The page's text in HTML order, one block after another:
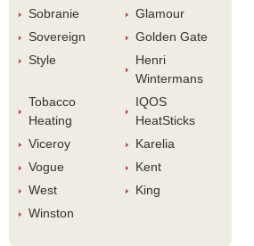
Sobranie
Glamour
Sovereign
Golden Gate
Style
Henri
Winterman
Tobacco
Heating
IQOS
HeatStick
Viceroy
Karelia
Vogue
Kent
West
King
Winston